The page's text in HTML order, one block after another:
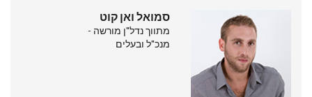
סמואל ואן קוט
מתווך נדל"ן מורשה -
מנכ"ל ובעלים